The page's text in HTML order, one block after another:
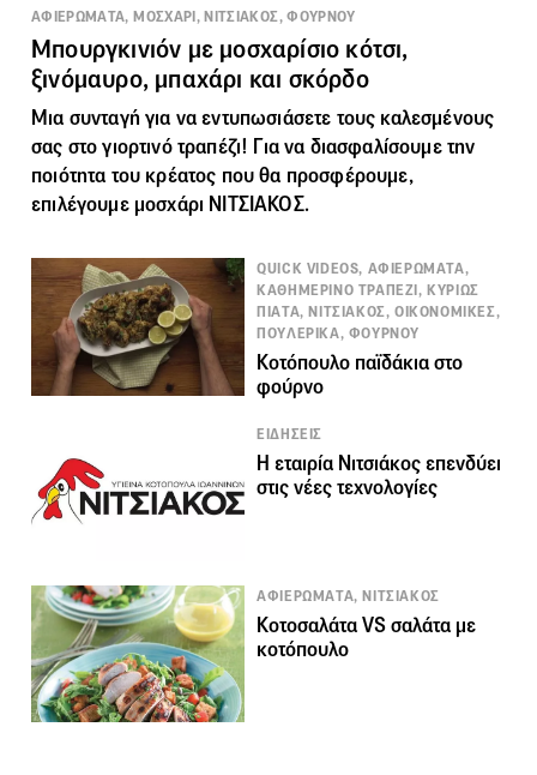
ΑΦΙΕΡΩΜΑΤΑ, ΜΟΣΧΑΡΙ, ΝΙΤΣΙΑΚΟΣ, ΦΟΥΡΝΟΥ
Μπουργκινιόν με μοσχαρίσιο κότσι,
ξινόμαυρο, μπαχάρι και σκόρδο
Μια συνταγή για να εντυπωσιάσετε τους καλεσμένους
σας στο γιορτινό τραπέζι! Για να διασφαλίσουμε την
ποιότητα του κρέατος που θα προσφέρουμε,
επιλέγουμε μοσχάρι ΝΙΤΣΙΑΚΟΣ.
QUICK VIDEOS, ΑΦΙΕΡΩΜΑΤΑ,
ΚΑΘΗΜΕΡΙΝΟ ΤΡΑΠΕΖΙ, ΚΥΡΙΩΣ
ΠΙΑΤΑ, ΝΙΤΣΙΑΚΟΣ, ΟΙΚΟΝΟΜΙΚΕΣ,
ΠΟΥΛΕΡΙΚΑ, ΦΟΥΡΝΟΥ
Κοτόπουλο παϊδάκια στο
φούρνο
ΕΙΔΗΣΕΙΣ
Η εταιρία Νιτσιάκος επενδύει
στις νέες τεχνολογίες
ΑΦΙΕΡΩΜΑΤΑ, ΝΙΤΣΙΑΚΟΣ
Κοτοσαλάτα VS σαλάτα με
κοτόπουλο